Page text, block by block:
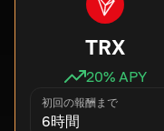
TRX
20% APY
初回の報酬まで
6時間